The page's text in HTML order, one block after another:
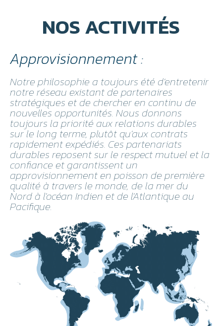
NOS ACTIVITÉS
Approvisionnement :
Notre philosophie a toujours été d'entretenir
notre réseau existant de partenaires
stratégiques et de chercher en continu de
nouvelles opportunités. Nous donnons
toujours la priorité aux relations durables
sur le long terme, plutôt qu'aux contrats
rapidement expédiés. Ces partenariats
durables reposent sur le respect mutuel et la
confiance et garantissent un
approvisionnement en poisson de première
qualité à travers le monde, de la mer du
Nord à l'océan Indien et de l'Atlantique au
Pacifique.